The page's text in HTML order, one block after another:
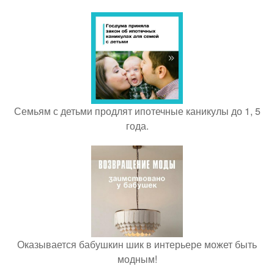
Семьям с детьми продлят ипотечные каникулы до 1, 5
года.
Оказывается бабушкин шик в интерьере может быть
модным!